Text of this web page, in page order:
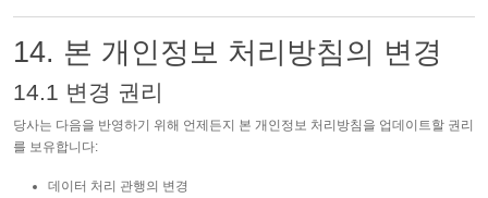
14. 본 개인정보 처리방침의 변경
14.1 변경 권리
당사는 다음을 반영하기 위해 언제든지 본 개인정보 처리방침을 업데이트할 권리
를 보유합니다:
데이터 처리 관행의 변경